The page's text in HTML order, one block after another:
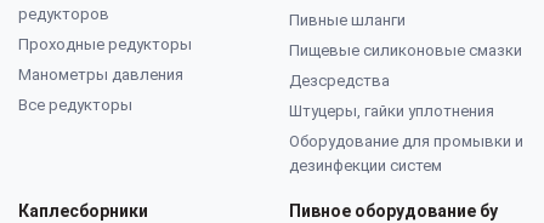
редукторов
Проходные редукторы
Манометры давления
Все редукторы
Пивные шланги
Пищевые силиконовые смазки
Дезсредства
Штуцеры, гайки уплотнения
Оборудование для промывки и
дезинфекции систем
Каплесборники Пивное оборудование бу